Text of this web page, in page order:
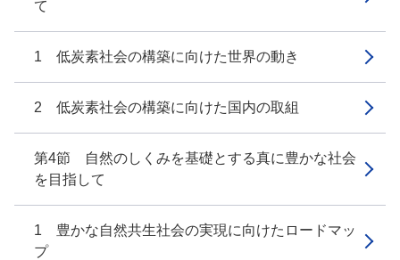
て
1 低炭素社会の構築に向けた世界の動き
2 低炭素社会の構築に向けた国内の取組
第4節 自然のしくみを基礎とする真に豊かな社会
を目指して
1 豊かな自然共生社会の実現に向けたロードマッ
プ